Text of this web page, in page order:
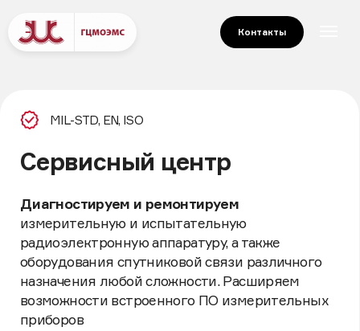
Контакты
Сервисный центр
Связаться с нами
Диагностируем и ремонтируем
измерительную и испытательную
оборудования спутниковой связи различного
назначения любой сложности. Расширяем
возможности встроенного ПО измерительных
приборов